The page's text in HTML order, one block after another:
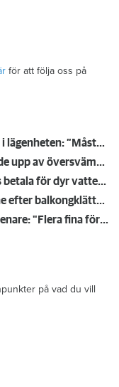
för att följa oss på
Så undviker du mögel – fyra riskplatser i lägenheten: ”Måste städa bort”
Satte på vattnet och somnade – vaknade upp av översvämning hos grannen
Rensade inte hålet i kylskåpet – tvingas betala för dyr vattenskada
Naken gängkriminell knivhotade granne efter balkongklättring
Kompisdealen blev verklighet – 40 år senare: "Flera fina fördelar med att dela bostad"
på vad du vill